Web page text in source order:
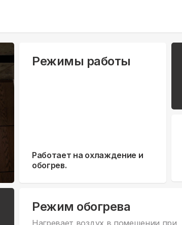
Режимы работы
Работает на охлаждение и
обогрев.
Режим обогрева